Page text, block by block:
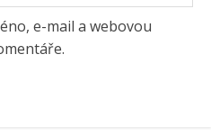
e-mail a webovou